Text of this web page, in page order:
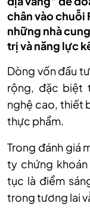
chân vào chuỗi
những nhà
trị và năng lực
Dòng vốn đầu
rộng, đặc biệt
nghệ cao, thiết
thực phẩm.
Trong đánh giá
ty chứng
tục là điểm
trong tương lai